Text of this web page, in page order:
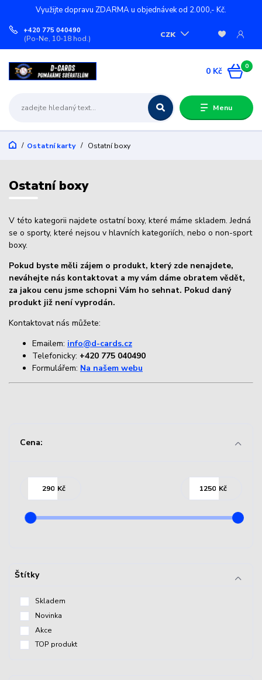
Využijte dopravu ZDARMA u objednávek od 2.000,- Kč.
Menu
CZK
+420 775 040490
(Po-Ne, 10-18 hod.)
0
0 Kč
Ostatní karty Ostatní boxy
Ostatní boxy
V této kategorii najdete ostatní boxy, které máme skladem. Jedná
se o sporty, které nejsou v hlavních kategoriích, nebo o non-sport
boxy.
Pokud byste měli zájem o produkt, který zde nenajdete,
neváhejte nás kontaktovat a my vám dáme obratem vědět,
za jakou cenu jsme schopni Vám ho sehnat. Pokud daný
produkt již není vyprodán.
Kontaktovat nás můžete:
Emailem: info@d-cards.cz
Telefonicky: +420 775 040490
Formulářem: Na našem webu
Cena:
Kč Kč
Štítky
Skladem
Novinka
Akce
TOP produkt